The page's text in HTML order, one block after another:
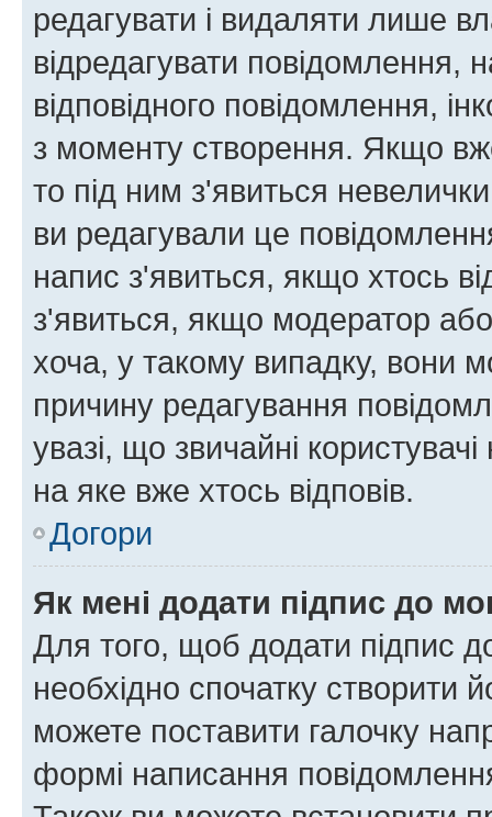
редагувати і видаляти лише
відредагувати повідомлення,
відповідного повідомлення,
з моменту створення. Якщо
то під ним з'явиться
ви редагували це
напис з'явиться, якщо хтось
з'явиться, якщо модератор
хоча, у такому випадку, вони
причину редагування
увазі, що звичайні
на яке вже хтось відповів.
Догори
Як мені додати підпис до
Для того, щоб додати підпис
необхідно спочатку створити
можете поставити галочку
формі написання